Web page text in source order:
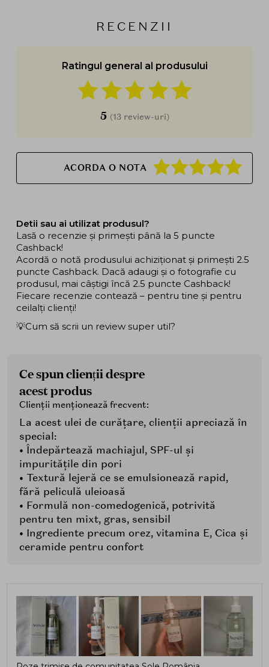
RECENZII
Ratingul general al produsului
5 (13 review-uri)
ACORDA O NOTA
Detii sau ai utilizat produsul?
Lasă o recenzie și primești până la 5 puncte
Cashback!
Acordă o notă produsului achiziționat și primești 2.5
puncte Cashback. Dacă adaugi și o fotografie cu
produsul, mai câștigi încă 2.5 puncte Cashback!
Fiecare recenzie contează – pentru tine și pentru
ceilalți clienți!
💡Cum să scrii un review super util?
Ce spun clienții despre
acest produs
Clienții menționează frecvent:
La acest ulei de curățare, clienții apreciază în
special:
• Îndepărtează machiajul, SPF-ul și
impuritățile din pori
• Textură lejeră ce se emulsionează rapid,
fără peliculă uleioasă
• Formulă non-comedogenică, potrivită
pentru ten mixt, gras, sensibil
• Ingrediente precum orez, vitamina E, Cica și
ceramide pentru confort